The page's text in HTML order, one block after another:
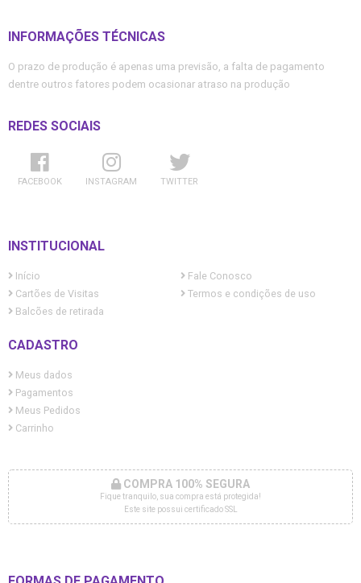
INFORMAÇÕES TÉCNICAS
O prazo de produção é apenas uma previsão, a falta de pagamento
dentre outros fatores podem ocasionar atraso na produção
REDES SOCIAIS
FACEBOOK INSTAGRAM TWITTER
INSTITUCIONAL
Início
Fale Conosco
Cartões de Visitas
Termos e condições de uso
Balcões de retirada
CADASTRO
Meus dados
Pagamentos
Meus Pedidos
Carrinho
COMPRA 100% SEGURA
Fique tranquilo, sua compra está protegida!
Este site possui certificado SSL